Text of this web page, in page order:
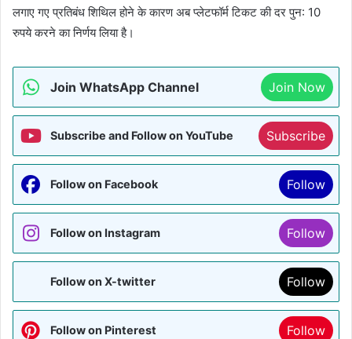
लगाए गए प्रतिबंध शिथिल होने के कारण अब प्लेटफॉर्म टिकट की दर पुन: 10
रुपये करने का निर्णय लिया है।
Join WhatsApp Channel Join Now
Subscribe and Follow on YouTube Subscribe
Follow on Facebook Follow
Follow on Instagram Follow
Follow on X-twitter Follow
Follow on Pinterest Follow